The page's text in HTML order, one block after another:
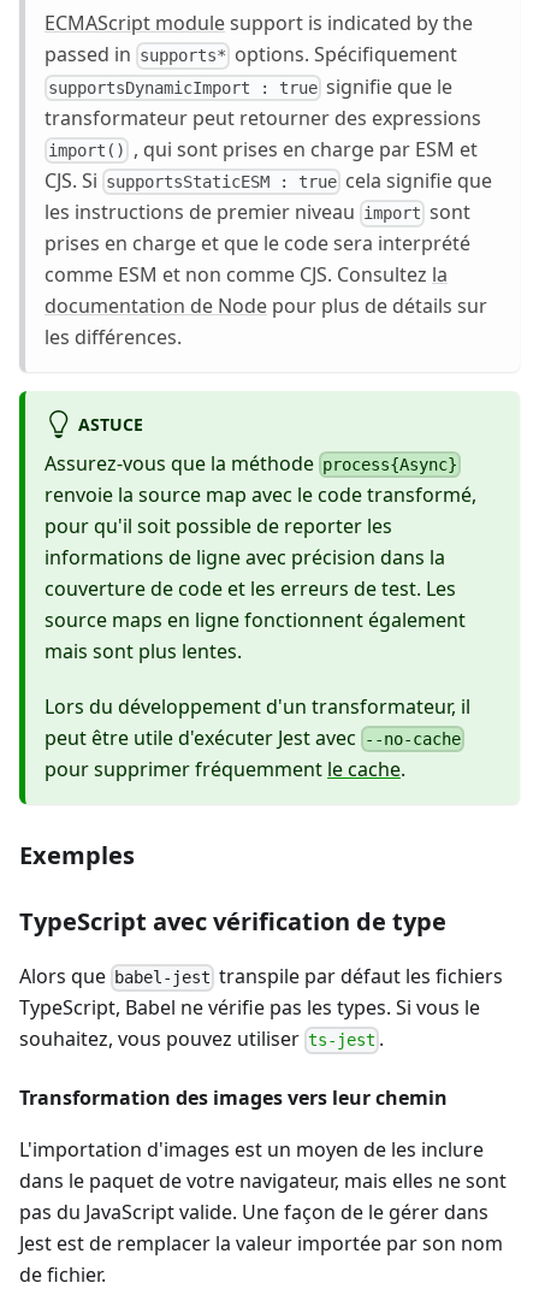
ECMAScript modulesupport is indicated by the
passed in supports* options. Spécifiquement
supportsDynamicImport : true signifie que le
transformateur peut retourner des expressions
import()
, qui sont prises en charge par ESM et
CJS. Si supportsStaticESM : true cela signifie que
les instructions de premier niveau import sont
prises en charge et que le code sera interprété
comme ESM et non comme CJS. Consultez la
documentation de Node pour plus de détails sur
les différences.
ASTUCE
Assurez-vous que la méthode process{Async}
renvoie la source map avec le code transformé,
pour qu'il soit possible de reporter les
informations de ligne avec précision dans la
couverture de code et les erreurs de test. Les
source maps en ligne fonctionnent également
mais sont plus lentes.
Lors du développement d'un transformateur, il
peut être utile d'exécuter Jest avec
--no-cache
pour supprimer fréquemment le cache.
Exemples
TypeScript avec vérification de type
Alors que babel-jest transpile par défaut les fichiers
TypeScript, Babel ne vérifie pas les types. Si vous le
souhaitez, vous pouvez utiliser ts-jest .
Transformation des images vers leur chemin
L'importation d'images est un moyen de les inclure
dans le paquet de votre navigateur, mais elles ne sont
pas du JavaScript valide. Une façon de le gérer dans
Jest est de remplacer la valeur importée par son nom
de fichier.